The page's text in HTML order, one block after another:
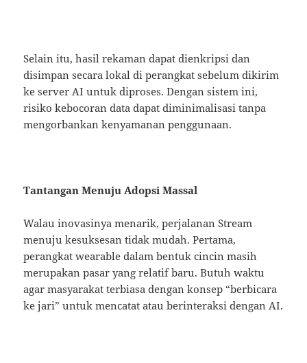
Selain itu, hasil rekaman dapat dienkripsi dan
disimpan secara lokal di perangkat sebelum dikirim
ke server AI untuk diproses. Dengan sistem ini,
risiko kebocoran data dapat diminimalisasi tanpa
mengorbankan kenyamanan penggunaan.
Tantangan Menuju Adopsi Massal
Walau inovasinya menarik, perjalanan Stream
menuju kesuksesan tidak mudah. Pertama,
perangkat wearable dalam bentuk cincin masih
merupakan pasar yang relatif baru. Butuh waktu
agar masyarakat terbiasa dengan konsep “berbicara
ke jari” untuk mencatat atau berinteraksi dengan AI.